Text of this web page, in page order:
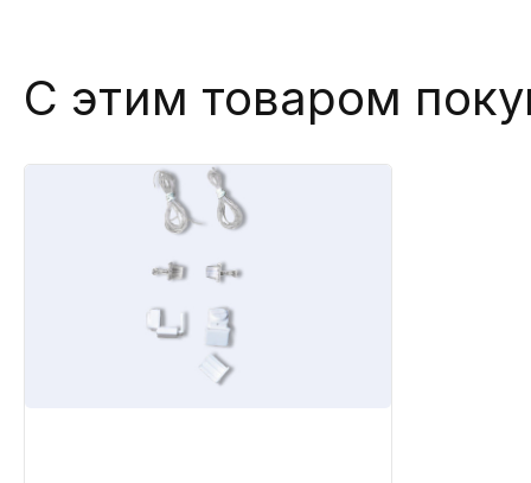
С этим товаром